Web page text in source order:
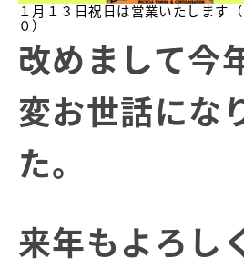
１月１３日祝日は営業いたします
０）
改めまして今
変お世話にな
た。
来年もよろし